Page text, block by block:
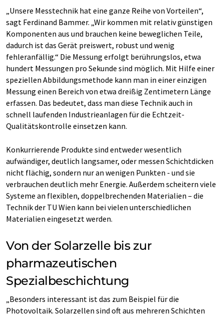
„Unsere Messtechnik hat eine ganze Reihe von Vorteilen“,
sagt Ferdinand Bammer. „Wir kommen mit relativ günstigen
Komponenten aus und brauchen keine beweglichen Teile,
dadurch ist das Gerät preiswert, robust und wenig
fehleranfällig.“ Die Messung erfolgt berührungslos, etwa
hundert Messungen pro Sekunde sind möglich. Mit Hilfe einer
speziellen Abbildungsmethode kann man in einer einzigen
Messung einen Bereich von etwa dreißig Zentimetern Länge
erfassen. Das bedeutet, dass man diese Technik auch in
schnell laufenden Industrieanlagen für die Echtzeit-
Qualitätskontrolle einsetzen kann.
Konkurrierende Produkte sind entweder wesentlich
aufwändiger, deutlich langsamer, oder messen Schichtdicken
nicht flächig, sondern nur an wenigen Punkten - und sie
verbrauchen deutlich mehr Energie. Außerdem scheitern viele
Systeme an flexiblen, doppelbrechenden Materialien – die
Technik der TU Wien kann bei vielen unterschiedlichen
Materialien eingesetzt werden.
Von der Solarzelle bis zur
pharmazeutischen
Spezialbeschichtung
„Besonders interessant ist das zum Beispiel für die
Photovoltaik. Solarzellen sind oft aus mehreren Schichten